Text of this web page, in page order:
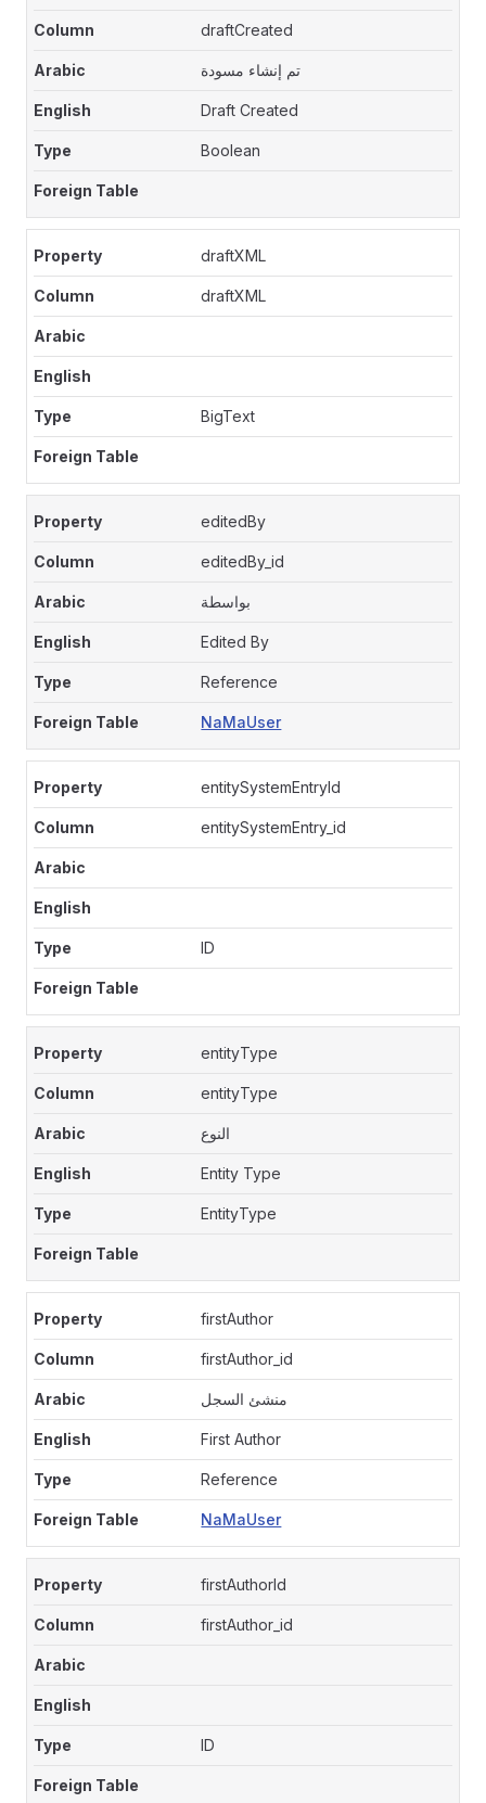
draftCreated
تم إنشاء مسودة
Draft Created
Boolean
draftXML
draftXML
BigText
editedBy
editedBy_id
بواسطة
Edited By
Reference
NaMaUser
entitySystemEntryId
entitySystemEntry_id
ID
entityType
entityType
النوع
Entity Type
EntityType
firstAuthor
firstAuthor_id
منشئ السجل
First Author
Reference
NaMaUser
firstAuthorId
firstAuthor_id
ID